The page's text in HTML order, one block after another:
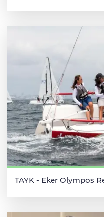
TAYK - Eker Olympos